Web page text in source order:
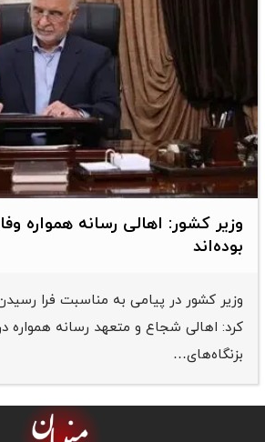
وزیر کشور: اهالی رسانه همواره
بوده‌اند
وزیر کشور در پیامی به مناسبت فرا رسیدن
کرد: اهالی شجاع و متعهد رسانه
بزنگاه‌های…